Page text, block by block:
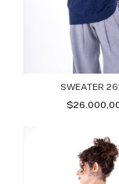
SWEATER